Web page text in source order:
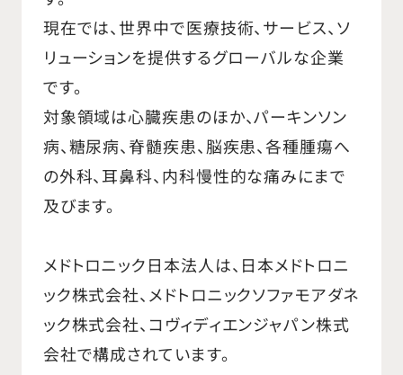
現在では、世界中で医療技術、サービス、ソ
リューションを提供するグローバルな企業
です。
対象領域は心臓疾患のほか、パーキンソン
病、糖尿病、脊髄疾患、脳疾患、各種腫瘍へ
の外科、耳鼻科、内科慢性的な痛みにまで
及びます。
メドトロニック日本法人は、日本メドトロニ
ック株式会社、メドトロニックソファモアダネ
ック株式会社、コヴィディエンジャパン株式
会社で構成されています。